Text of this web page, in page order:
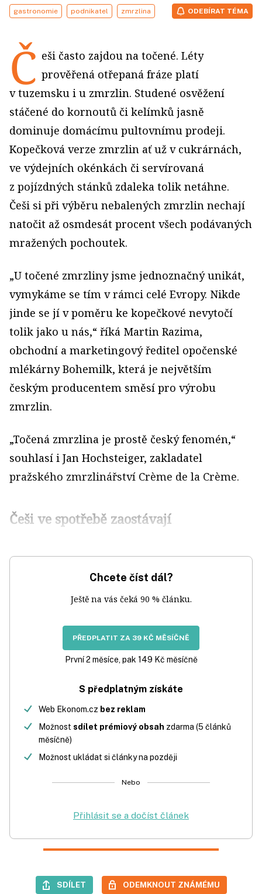
gastronomie podnikatel zmrzlina ODEBÍRAT TÉMA
Č eši často zajdou na točené. Léty
prověřená otřepaná fráze platí
v tuzemsku i u zmrzlin. Studené osvěžení
stáčené do kornoutů či kelímků jasně
dominuje domácímu pultovnímu prodeji.
Kopečková verze zmrzlin ať už v cukrárnách,
ve výdejních okénkách či servírovaná
z pojízdných stánků zdaleka tolik netáhne.
Češi si při výběru nebalených zmrzlin nechají
natočit až osmdesát procent všech podávaných
mražených pochoutek.
„U točené zmrzliny jsme jednoznačný unikát,
vymykáme se tím v rámci celé Evropy. Nikde
jinde se jí v poměru ke kopečkové nevytočí
tolik jako u nás,“ říká Martin Razima,
obchodní a marketingový ředitel opočenské
mlékárny Bohemilk, která je největším
českým producentem směsí pro výrobu
zmrzlin.
„Točená zmrzlina je prostě český fenomén,“
souhlasí i Jan Hochsteiger, zakladatel
pražského zmrzlinářství Crème de la Crème.
Češi ve spotřebě zaostávají
Chcete číst dál?
Ještě na vás čeká 90 % článku.
PŘEDPLATIT ZA 39 KČ MĚSÍČNĚ
První 2 měsíce, pak 149 Kč měsíčně
S předplatným získáte
Web Ekonom.cz bez reklam
Možnost sdílet prémiový obsah zdarma (5 článků
měsíčně)
Možnost ukládat si články na později
Nebo
Přihlásit se a dočíst článek
SDÍLET ODEMKNOUT ZNÁMÉMU